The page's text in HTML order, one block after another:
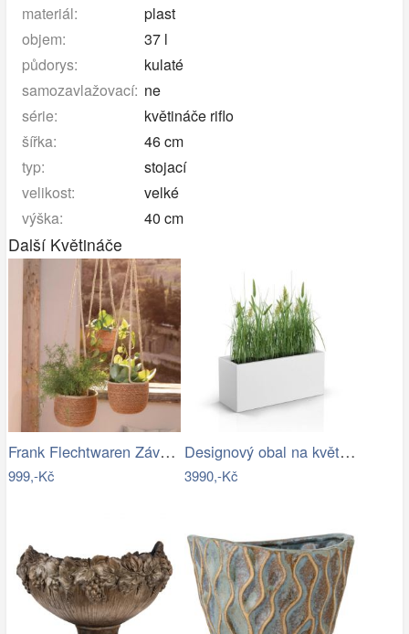
materiál:
plast
objem:
37 l
půdorys:
kulaté
samozavlažovací: ne
série:
květináče riflo
šířka:
46 cm
typ:
stojací
velikost:
velké
výška:
40 cm
Další Květináče
Frank Flechtwaren Závěsné obaly na…
999,-Kč
Designový obal na květináče LONG SLIM…
3990,-Kč